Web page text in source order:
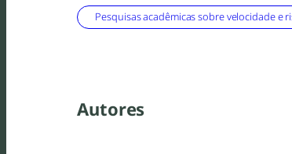
Pesquisas acadêmicas sobre velocidade e
Autores